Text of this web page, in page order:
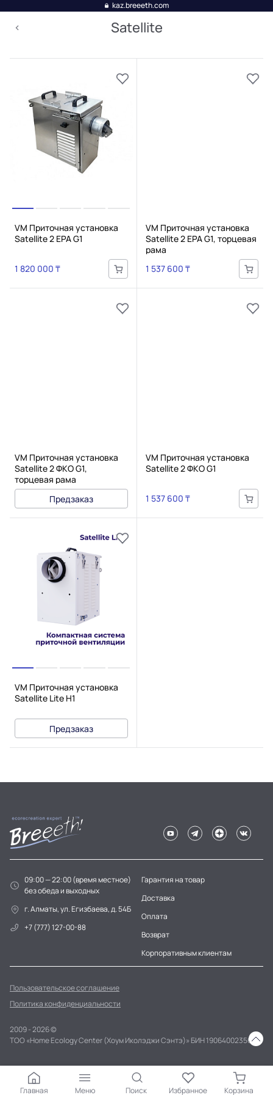
kaz.breeeth.com
Satellite
VM Приточная установка
Satellite 2 EPA G1
1 820 000 ₸
VM Приточная установка
Satellite 2 EPA G1, торцевая
рама
1 537 600 ₸
VM Приточная установка
Satellite 2 ФКО G1,
торцевая рама
Предзаказ
VM Приточная установка
Satellite 2 ФКО G1
1 537 600 ₸
VM Приточная установка
Satellite Lite H1
Предзаказ
09:00 — 22:00 (время местное)
без обеда и выходных
г. Алматы, ул. Егизбаева, д. 54Б
+7 (777) 127-00-88
Гарантия на товар
Доставка
Оплата
Возврат
Корпоративным клиентам
Пользовательское соглашение
Политика конфиденциальности
2009 - 2026 ©
ТОО «Home Ecology Center (Хоум Иколэджи Сэнтэ)» БИН 190640023562
Главная Меню Поиск Избранное Корзина